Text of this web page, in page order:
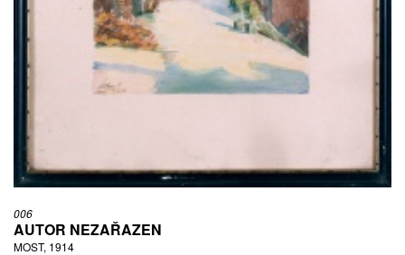
006
AUTOR NEZAŘAZEN
MOST, 1914